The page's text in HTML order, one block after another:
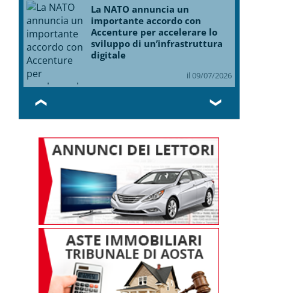
La NATO annuncia un
importante accordo con
Accenture per accelerare lo
sviluppo di un’infrastruttura
digitale
il 09/07/2026
❮ ❯